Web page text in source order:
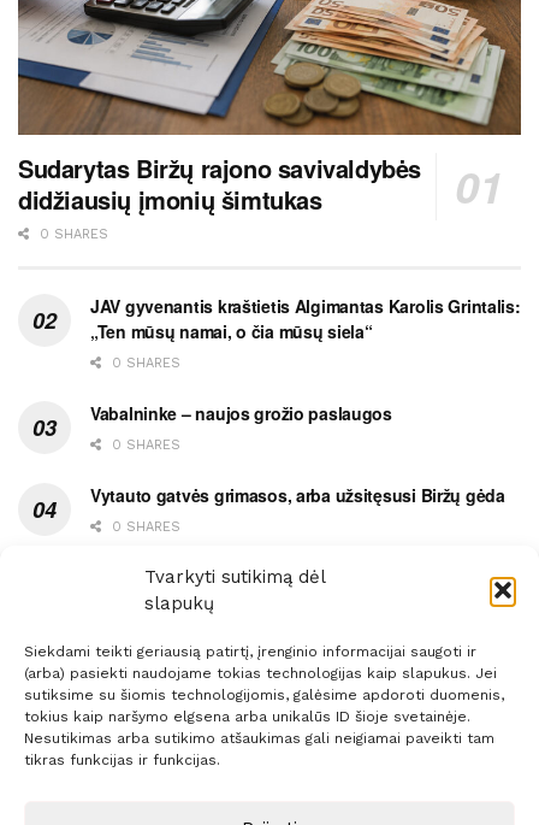
Tvarkyti sutikimą dėl
slapukų
Siekdami teikti geriausią patirtį, įrenginio informacijai saugoti ir
(arba) pasiekti naudojame tokias technologijas kaip slapukus. Jei
sutiksime su šiomis technologijomis, galėsime apdoroti duomenis,
tokius kaip naršymo elgsena arba unikalūs ID šioje svetainėje.
Nesutikimas arba sutikimo atšaukimas gali neigiamai paveikti tam
tikras funkcijas ir funkcijas.
Sudarytas Biržų rajono savivaldybės
didžiausių įmonių šimtukas
0 SHARES
JAV gyvenantis kraštietis Algimantas Karolis Grintalis:
„Ten mūsų namai, o čia mūsų siela“
0 SHARES
Vabalninke – naujos grožio paslaugos
0 SHARES
Vytauto gatvės grimasos, arba užsitęsusi Biržų gėda
0 SHARES
Pietų metas pažymėtas avarija
0 SHARES
Prenumerata Reklama